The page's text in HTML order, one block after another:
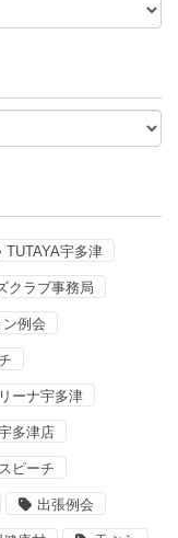
TUTAYA宇多津
クラブ事務局
例会
ーナ宇多津
多津店
ピーチ
出張例会